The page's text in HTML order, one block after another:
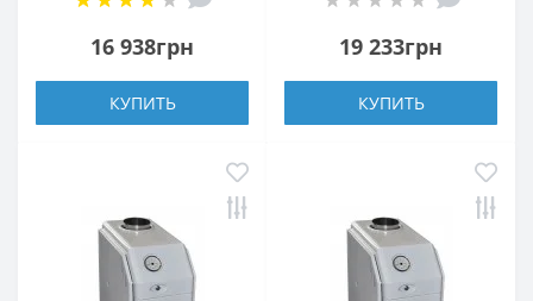
16 938грн
КУПИТЬ
19 233грн
КУПИТЬ